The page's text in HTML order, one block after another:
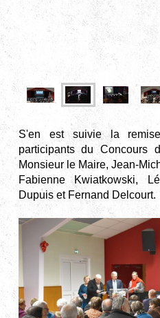
S'en est suivie la
participants du Concours
Monsieur le Maire, Jean-
Fabienne Kwiatkowski,
Dupuis et Fernand Delcourt.